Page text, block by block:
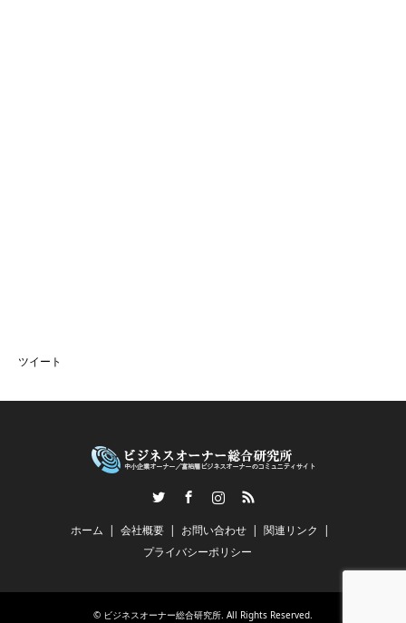
ツイート
InstagramRSS
ホーム 会社概要 お問い合わせ
関連リンク
プライバシーポリシー
© ビジネスオーナー総合研究所 . All Rights Reserved.